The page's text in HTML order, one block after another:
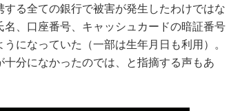
る全ての銀行で被害が発生したわけではな
、口座番号、キャッシュカードの暗証番号
になっていた（一部は生年月日も利用）。
分になかったのでは、と指摘する声もあ